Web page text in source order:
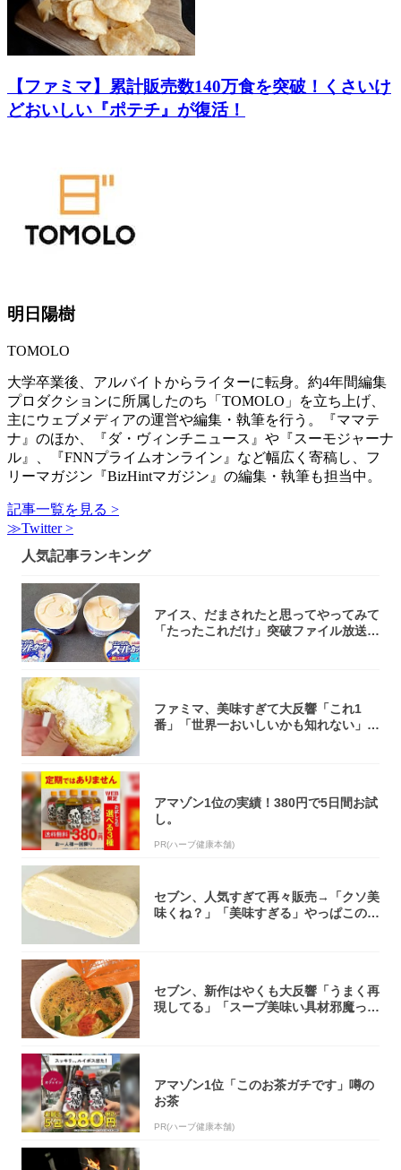
【ファミマ】累計販売数140万食を突破！くさいけ
どおいしい『ポテチ』が復活！
明日陽樹
TOMOLO
大学卒業後、アルバイトからライターに転身。約4年間編集
プロダクションに所属したのち「TOMOLO」を立ち上げ、
主にウェブメディアの運営や編集・執筆を行う。『ママテ
ナ』のほか、『ダ・ヴィンチニュース』や『スーモジャーナ
ル』、『FNNプライムオンライン』など幅広く寄稿し、フ
リーマガジン『BizHintマガジン』の編集・執筆も担当中。
記事一覧を見る >
≫Twitter >
人気記事ランキング
アイス、だまされたと思ってやってみて
「たったこれだけ」突破ファイル放送で
ファミマ、美味すぎて大反響「これ1
番」「世界一おいしいかも知れない」
アマゾン1位の実績！380円で5日間お試
し。
PR(ハーブ健康本舗)
セブン、人気すぎて再々販売→「クソ美
味くね？」「美味すぎる」やっぱこのク
セブン、新作はやくも大反響「うまく再
現してる」「スープ美味い具材邪魔って
アマゾン1位「このお茶ガチです」噂の
お茶
PR(ハーブ健康本舗)